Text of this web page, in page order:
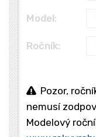
Model:
Ročník:
Pozor,
nemusí
Modelový